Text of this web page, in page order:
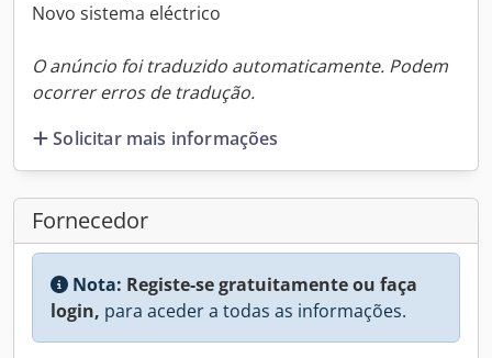
Novo sistema eléctrico
O anúncio foi traduzido automaticamente. Podem
ocorrer erros de tradução.
Solicitar mais informações
Fornecedor
Nota: Registe-se gratuitamente ou faça
login, para aceder a todas as informações.